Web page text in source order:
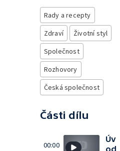
Rady a recepty
Zdraví
Životní styl
Společnost
Rozhovory
Česká společnost
Části dílu
00:00
Úv
od